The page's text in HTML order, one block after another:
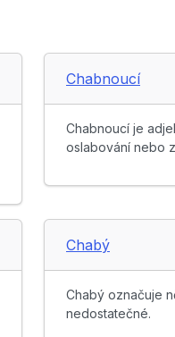
Chabnoucí
Chabnoucí je
oslabování nebo
Chabý
Chabý označuje
nedostatečné.